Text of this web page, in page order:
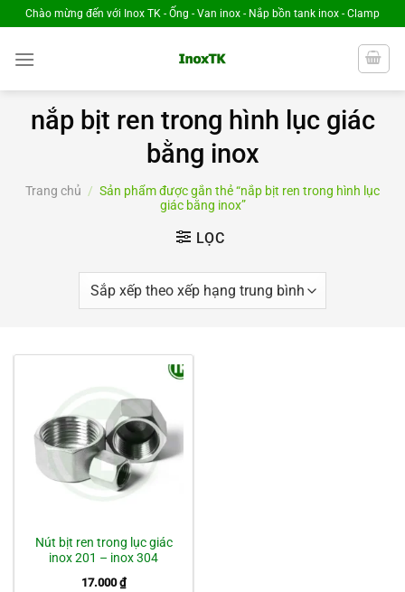
Chuyển
đến
nội
Chào mừng đến với Inox TK - Ống - Van inox - Nắp bồn tank inox - Clamp
nắp bịt ren trong hình lục giác
bằng inox
Trang chủ / Sản phẩm được gắn thẻ “nắp bịt ren trong hình lục
giác bằng inox”
LỌC
Nút bịt ren trong lục giác
inox 201 – inox 304
17.000₫